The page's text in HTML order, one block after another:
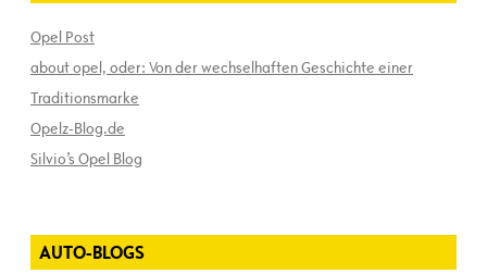
Opel Post
about opel, oder: Von der wechselhaften Geschichte einer
Traditionsmarke
Opelz-Blog.de
Silvio’s Opel Blog
AUTO-BLOGS